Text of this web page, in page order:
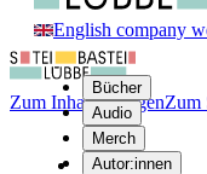
English company
Bücher
Audio
Merch
Autor:innen
Zum Inhalt springenZum